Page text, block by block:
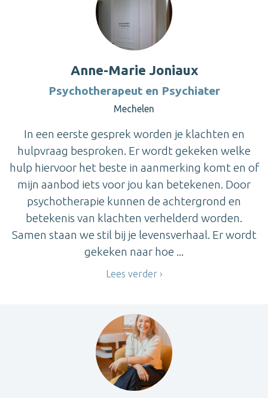
Anne-Marie Joniaux
Psychotherapeut en Psychiater
Mechelen
In een eerste gesprek worden je klachten en
hulpvraag besproken. Er wordt gekeken welke
hulp hiervoor het beste in aanmerking komt en of
mijn aanbod iets voor jou kan betekenen. Door
psychotherapie kunnen de achtergrond en
betekenis van klachten verhelderd worden.
Samen staan we stil bij je levensverhaal. Er wordt
gekeken naar hoe ...
Lees verder